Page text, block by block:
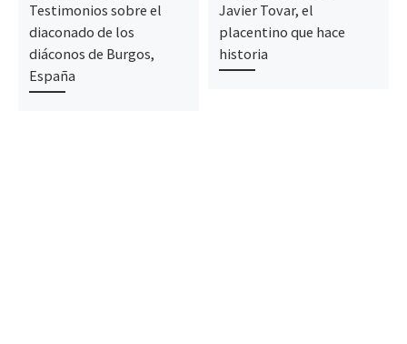
Testimonios sobre el
diaconado de los
diáconos de Burgos,
España
Javier Tovar, el
placentino que hace
historia